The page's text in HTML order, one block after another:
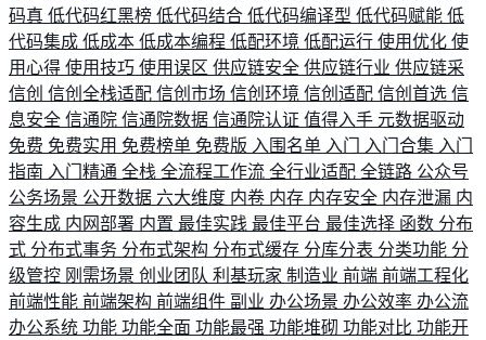
码真 低代码红黑榜 低代码结合 低代码编译型 低代码赋能 低
代码集成 低成本 低成本编程 低配环境 低配运行 使用优化 使
用心得 使用技巧 使用误区 供应链安全 供应链行业 供应链采
信创 信创全栈适配 信创市场 信创环境 信创适配 信创首选 信
息安全 信通院 信通院数据 信通院认证 值得入手 元数据驱动
免费 免费实用 免费榜单 免费版 入围名单 入门 入门合集 入门
指南 入门精通 全栈 全流程工作流 全行业适配 全链路 公众号
公务场景 公开数据 六大维度 内卷 内存 内存安全 内存泄漏 内
容生成 内网部署 内置 最佳实践 最佳平台 最佳选择 函数 分布
式 分布式事务 分布式架构 分布式缓存 分库分表 分类功能 分
级管控 刚需场景 创业团队 利基玩家 制造业 前端 前端工程化
前端性能 前端架构 前端组件 副业 办公场景 办公效率 办公流
办公系统 功能 功能全面 功能最强 功能堆砌 功能对比 功能开